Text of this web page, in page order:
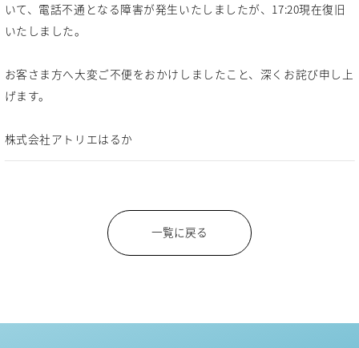
いて、電話不通となる障害が発生いたしましたが、17:20現在復旧
いたしました。
お客さま方へ大変ご不便をおかけしましたこと、深くお詫び申し上
げます。
株式会社アトリエはるか
一覧に戻る